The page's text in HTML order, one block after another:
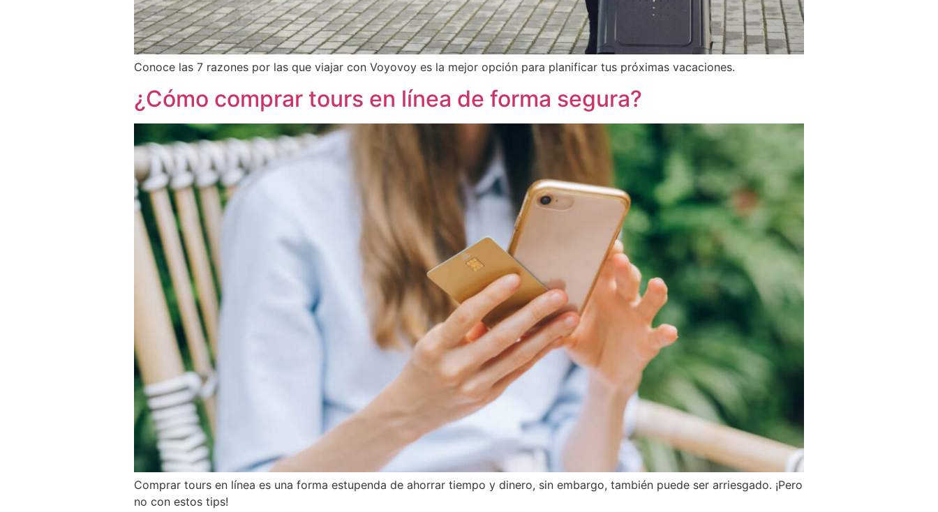
Conoce las 7 razones por las que viajar con Voyovoy es la mejor opción para planificar tus próximas vacaciones.
¿Cómo comprar tours en línea de forma segura?
Comprar tours en línea es una forma estupenda de ahorrar tiempo y dinero, sin embargo, también puede ser arriesgado. ¡Pero
no con estos tips!